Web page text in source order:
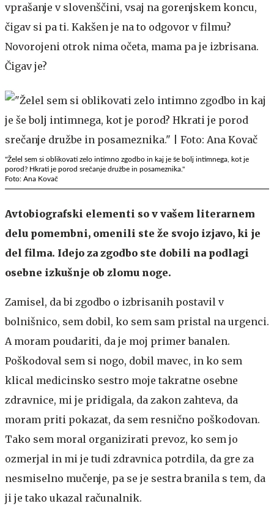
vprašanje v slovenščini, vsaj na gorenjskem koncu,
čigav si pa ti. Kakšen je na to odgovor v filmu?
Novorojeni otrok nima očeta, mama pa je izbrisana.
Čigav je?
"Želel sem si oblikovati zelo intimno zgodbo in kaj je še bolj intimnega, kot je
porod? Hkrati je porod srečanje družbe in posameznika."
Foto: Ana Kovač
Avtobiografski elementi so v vašem literarnem
delu pomembni, omenili ste že svojo izjavo, ki je
del filma. Idejo za zgodbo ste dobili na podlagi
osebne izkušnje ob zlomu noge.
Zamisel, da bi zgodbo o izbrisanih postavil v
bolnišnico, sem dobil, ko sem sam pristal na urgenci.
A moram poudariti, da je moj primer banalen.
Poškodoval sem si nogo, dobil mavec, in ko sem
klical medicinsko sestro moje takratne osebne
zdravnice, mi je pridigala, da zakon zahteva, da
moram priti pokazat, da sem resnično poškodovan.
Tako sem moral organizirati prevoz, ko sem jo
ozmerjal in mi je tudi zdravnica potrdila, da gre za
nesmiselno mučenje, pa se je sestra branila s tem, da
ji je tako ukazal računalnik.